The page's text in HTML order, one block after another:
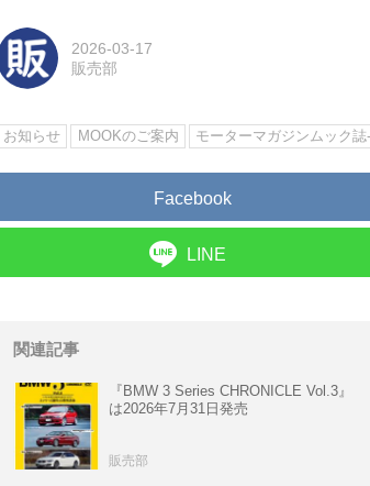
2026-03-17
販売部
お知らせ MOOKのご案内 モーターマガジンムック誌
Facebook
LINE
関連記事
『BMW 3 Series CHRONICLE Vol.3』
は2026年7月31日発売
販売部